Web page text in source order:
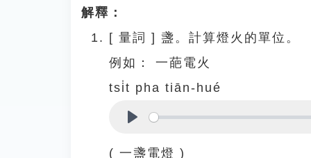
解釋：
[ 量詞 ] 盞。計算燈火的單位。
例如：
一葩電火
tsi̍t pha tiān-hué
( 一盞電燈 )